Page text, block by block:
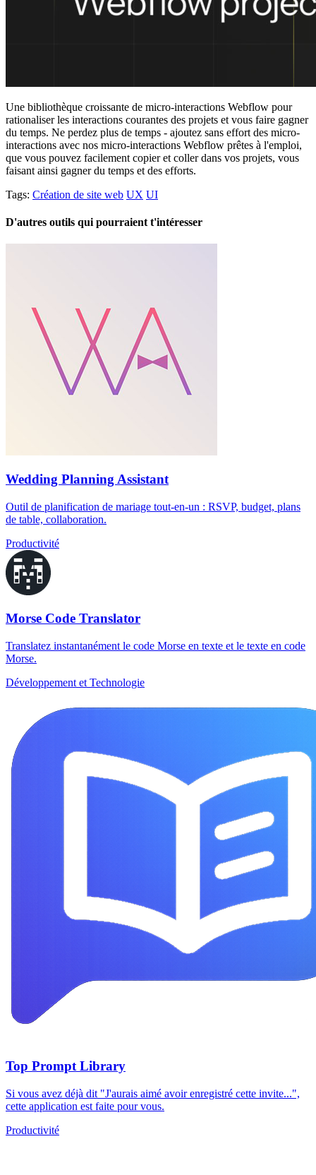
Une bibliothèque croissante de micro-interactions Webflow pour
rationaliser les interactions courantes des projets et vous faire gagner
du temps. Ne perdez plus de temps - ajoutez sans effort des micro-
interactions avec nos micro-interactions Webflow prêtes à l'emploi,
que vous pouvez facilement copier et coller dans vos projets, vous
faisant ainsi gagner du temps et des efforts.
Tags: Création de site web UX UI
D'autres outils qui pourraient t'intéresser
Wedding Planning Assistant
Outil de planification de mariage tout-en-un : RSVP, budget, plans
de table, collaboration.
Productivité
Morse Code Translator
Translatez instantanément le code Morse en texte et le texte en code
Morse.
Développement et Technologie
Top Prompt Library
Si vous avez déjà dit "J'aurais aimé avoir enregistré cette invite...",
cette application est faite pour vous.
Productivité